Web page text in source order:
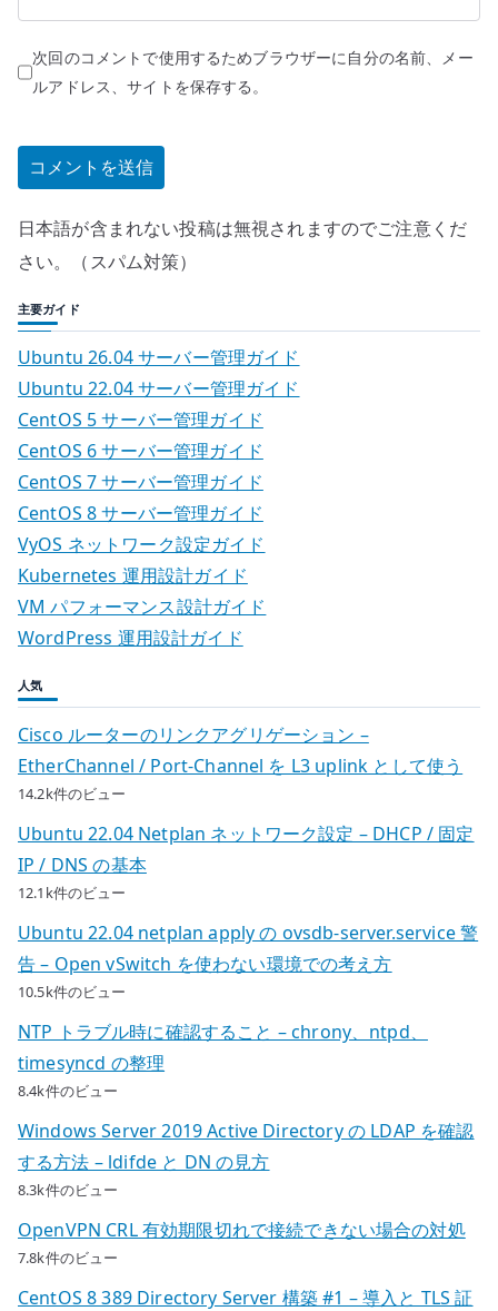
次回のコメントで使用するためブラウザーに自分の名前、メー
ルアドレス、サイトを保存する。
日本語が含まれない投稿は無視されますのでご注意くだ
さい。（スパム対策）
主要ガイド
Ubuntu 26.04 サーバー管理ガイド
Ubuntu 22.04 サーバー管理ガイド
CentOS 5 サーバー管理ガイド
CentOS 6 サーバー管理ガイド
CentOS 7 サーバー管理ガイド
CentOS 8 サーバー管理ガイド
VyOS ネットワーク設定ガイド
Kubernetes 運用設計ガイド
VM パフォーマンス設計ガイド
WordPress 運用設計ガイド
人気
Cisco ルーターのリンクアグリゲーション –
EtherChannel / Port-Channel を L3 uplink として使う
14.2k件のビュー
Ubuntu 22.04 Netplan ネットワーク設定 – DHCP / 固定
IP / DNS の基本
12.1k件のビュー
Ubuntu 22.04 netplan apply の ovsdb-server.service 警
告 – Open vSwitch を使わない環境での考え方
10.5k件のビュー
NTP トラブル時に確認すること – chrony、ntpd、
timesyncd の整理
8.4k件のビュー
Windows Server 2019 Active Directory の LDAP を確認
する方法 – ldifde と DN の見方
8.3k件のビュー
OpenVPN CRL 有効期限切れで接続できない場合の対処
7.8k件のビュー
CentOS 8 389 Directory Server 構築 #1 – 導入と TLS 証